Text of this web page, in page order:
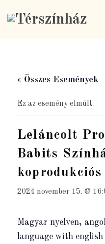
« Összes Események
Ez az esemény elmúlt.
Leláncolt
Babits
2024 november 15. @
Magyar nyelven,
language with english